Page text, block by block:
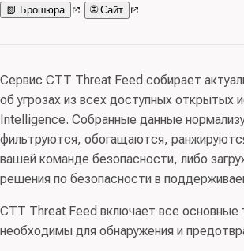
📗 Брошюра 🌐 Сайт
Сервис CTT Threat Feed собирает
об угрозах из всех доступных открытых
Intelligence. Собранные данные
фильтруются, обогащаются,
вашей команде безопасности, либо
решения по безопасности в
CTT Threat Feed включает все
необходимы для обнаружения и